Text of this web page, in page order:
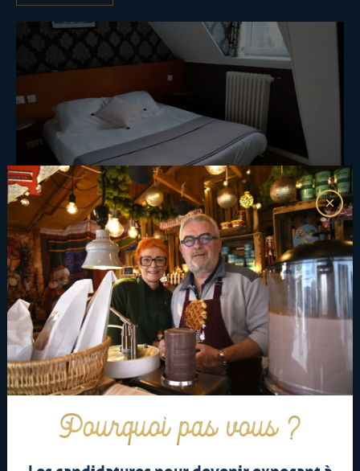
Hôtel Central Anzac Amiens Centre
17 rue Alexandre Fatton, 80000 Amiens
03 22 91 34 08
Je réserve
Pourquoi pas vous ?